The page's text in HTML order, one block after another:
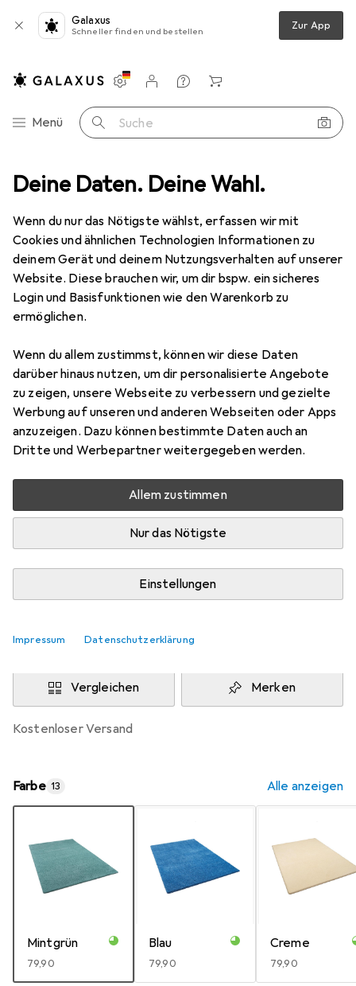
Deine Daten. Deine Wahl.
Wenn du nur das Nötigste wählst, erfassen wir mit
Cookies und ähnlichen Technologien Informationen zu
deinem Gerät und deinem Nutzungsverhalten auf unserer
Website. Diese brauchen wir, um dir bspw. ein sicheres
Login und Basisfunktionen wie den Warenkorb zu
ermöglichen.
Wenn du allem zustimmst, können wir diese Daten
darüber hinaus nutzen, um dir personalisierte Angebote
zu zeigen, unsere Webseite zu verbessern und gezielte
Werbung auf unseren und anderen Webseiten oder Apps
anzuzeigen. Dazu können bestimmte Daten auch an
Dritte und Werbepartner weitergegeben werden.
Allem zustimmen
Nur das Nötigste
Einstellungen
Impressum Datenschutzerklärung
Galaxus
Schneller finden und bestellen Zur App
Navigation nach Kategorien
Menü Suche
Einstellungen
Kundenkonto
Vergleichslisten
Merklisten
Warenkorb
Teppiche Teppich Snapstyle Hochflor Shaggy Teppich Palace
5 Bilder
SnapstyleHochflor Shaggy Teppich
Palace
133 x 133 cm
Preis in EUR inkl. MwSt.
EUR
79,90
76
Bewertungen Marke
Mehr von Snapstyle
Mehr als 10 Stück an Lager beim Drittanbieter
Lieferort angeben für genaue Lieferzeit
teppichversand24DE
In den Warenkorb
Vergleichen Merken
kostenloser Versand
Farbe 13 Alle anzeigen
Mintgrün
EUR
79,90
Blau
EUR
79,90
Creme
EUR
79,90